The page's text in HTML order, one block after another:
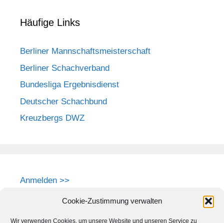
Cookie-Zustimmung verwalten
Wir verwenden Cookies, um unsere Website und unseren Service zu
Häufige Links
Berliner Mannschaftsmeisterschaft
Berliner Schachverband
Bundesliga Ergebnisdienst
Deutscher Schachbund
Kreuzbergs DWZ
Anmelden >>